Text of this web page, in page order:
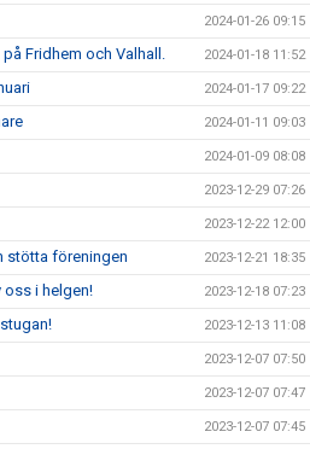
2024-01-26 09:15
Fridhem och Valhall. 2024-01-18 11:52
2024-01-17 09:22
2024-01-11 09:03
2024-01-09 08:08
2023-12-29 07:26
2023-12-22 12:00
stötta föreningen 2023-12-21 18:35
oss i helgen! 2023-12-18 07:23
2023-12-13 11:08
2023-12-07 07:50
2023-12-07 07:47
2023-12-07 07:45